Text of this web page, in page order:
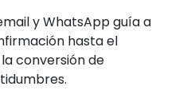
y WhatsApp guía a
hasta el
conversión de